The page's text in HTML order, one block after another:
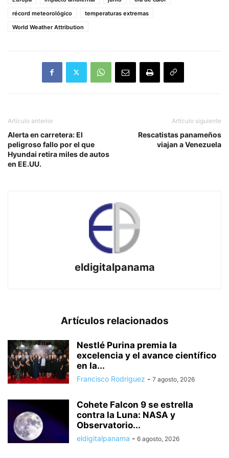
récord meteorológico
temperaturas extremas
World Weather Attribution
Artículo anterior
Alerta en carretera: El
peligroso fallo por el que
Hyundai retira miles de autos
en EE.UU.
Artículo siguiente
Rescatistas panameños
viajan a Venezuela
eldigitalpanama
Artículos relacionados
Nestlé Purina premia la
excelencia y el avance científico
en la...
Francisco Rodriguez - 7 agosto, 2026
Cohete Falcon 9 se estrella
contra la Luna: NASA y
Observatorio...
eldigitalpanama - 6 agosto, 2026